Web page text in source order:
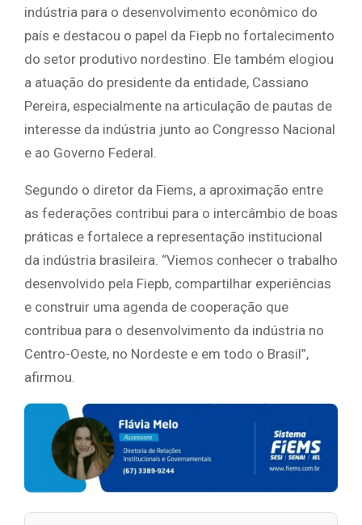
indústria para o desenvolvimento econômico do
país e destacou o papel da Fiepb no fortalecimento
do setor produtivo nordestino. Ele também elogiou
a atuação do presidente da entidade, Cassiano
Pereira, especialmente na articulação de pautas de
interesse da indústria junto ao Congresso Nacional
e ao Governo Federal.
Segundo o diretor da Fiems, a aproximação entre
as federações contribui para o intercâmbio de boas
práticas e fortalece a representação institucional
da indústria brasileira. “Viemos conhecer o trabalho
desenvolvido pela Fiepb, compartilhar experiências
e construir uma agenda de cooperação que
contribua para o desenvolvimento da indústria no
Centro-Oeste, no Nordeste e em todo o Brasil”,
afirmou.